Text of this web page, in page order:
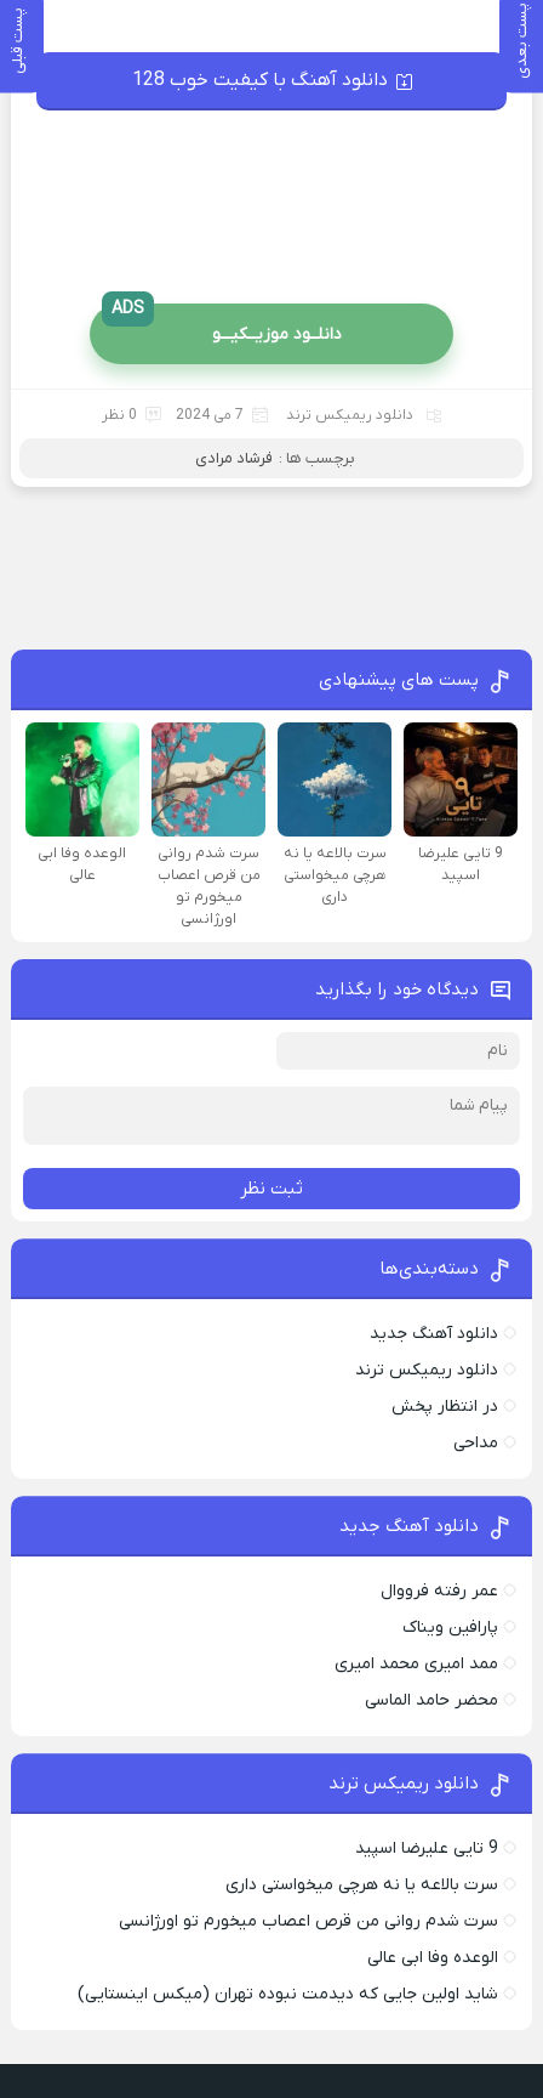
پست بعدی پست قبلی
دانلود آهنگ با کیفیت خوب 128
دانلــود موزیــکیـــو
ADS
دانلود ریمیکس ترند 7 می 2024 0 نظر
برچسب ها : فرشاد مرادی
پست های پیشنهادی
9 تایی علیرضا
اسپید
سرت بالاعه یا نه
هرچی میخواستی
داری
سرت شدم روانی
من قرص اعصاب
میخورم تو
اورژانسی
الوعده وفا ابی
عالی
دیدگاه خود را بگذارید
ثبت نظر
دسته‌بندی‌ها
دانلود آهنگ جدید
دانلود ریمیکس ترند
در انتظار پخش
مداحی
دانلود آهنگ جدید
عمر رفته فرووال
پارافين ویناک
ممد امیری محمد امیری
محضر حامد الماسی
دانلود ریمیکس ترند
9 تایی علیرضا اسپید
سرت بالاعه یا نه هرچی میخواستی داری
سرت شدم روانی من قرص اعصاب میخورم تو اورژانسی
الوعده وفا ابی عالی
شاید اولین جایی که دیدمت نبوده تهران (میکس اینستایی)